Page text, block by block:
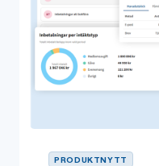
PRODUKTNYTT